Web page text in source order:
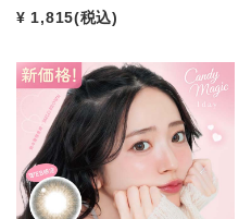
¥ 1,815(税込)